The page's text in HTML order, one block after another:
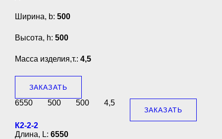
Ширина, b: 500
Высота, h: 500
Масса изделия,т.: 4,5
ЗАКАЗАТЬ
6550 500 500 4,5
ЗАКАЗАТЬ
К2-2-2
Длина, L: 6550